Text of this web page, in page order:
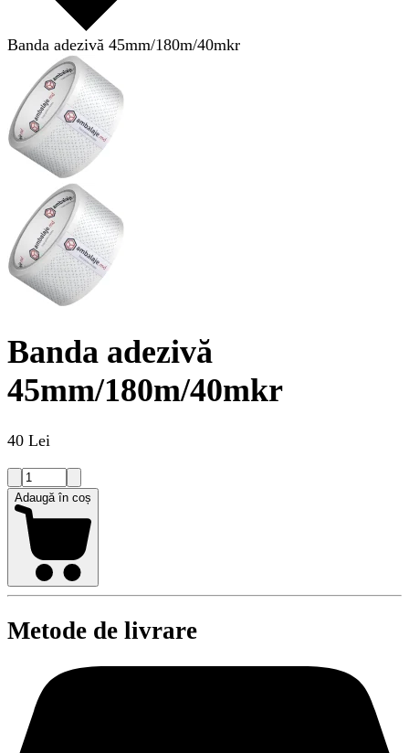
Banda adezivă 45mm/180m/40mkr
Banda adezivă
45mm/180m/40mkr
40 Lei
Adaugă în coș
Metode de livrare